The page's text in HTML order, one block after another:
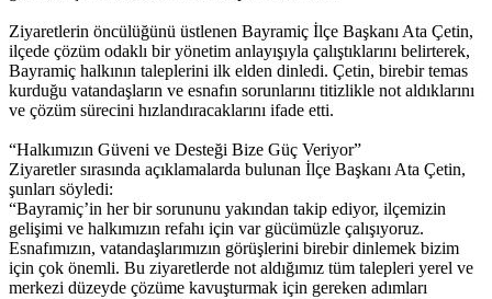
Ziyaretlerin öncülüğünü üstlenen Bayramiç İlçe Başkanı Ata Çetin,
ilçede çözüm odaklı bir yönetim anlayışıyla çalıştıklarını belirterek,
Bayramiç halkının taleplerini ilk elden dinledi. Çetin, birebir temas
kurduğu vatandaşların ve esnafın sorunlarını titizlikle not aldıklarını
ve çözüm sürecini hızlandıracaklarını ifade etti.
“Halkımızın Güveni ve Desteği Bize Güç Veriyor”
Ziyaretler sırasında açıklamalarda bulunan İlçe Başkanı Ata Çetin,
şunları söyledi:
“Bayramiç’in her bir sorununu yakından takip ediyor, ilçemizin
gelişimi ve halkımızın refahı için var gücümüzle çalışıyoruz.
Esnafımızın, vatandaşlarımızın görüşlerini birebir dinlemek bizim
için çok önemli. Bu ziyaretlerde not aldığımız tüm talepleri yerel ve
merkezi düzeyde çözüme kavuşturmak için gereken adımları